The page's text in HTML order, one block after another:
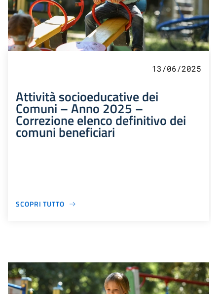
13/06/2025
Attività socioeducative dei
Comuni – Anno 2025 –
Correzione elenco definitivo dei
comuni beneficiari
SCOPRI TUTTO